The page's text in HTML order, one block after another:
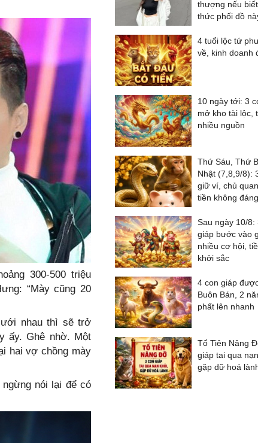
300-500 triệu
“Mày cũng 20
nhau thì sẽ trở
ấy. Ghê nhờ. Một
hai vợ chồng mày
nói lại để có
thượng nếu
thức phối đồ
4 tuổi lộc tứ
về, kinh doanh
10 ngày tới: 3
mở kho tài lộc,
nhiều nguồn
Thứ Sáu, Thứ
Nhật (7,8,9/8):
giữ ví, chủ
tiền không đáng
Sau ngày 10/8:
giáp bước vào
nhiều cơ hội,
khởi sắc
4 con giáp
Buôn Bán, 2
phất lên nhanh
Tổ Tiên Nâng
giáp tai qua
gặp dữ hoá